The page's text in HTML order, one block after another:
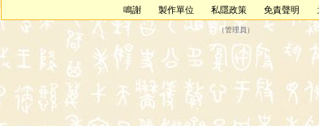
鳴謝
製作單位 私隱政策 免責聲明
（管理員 ）